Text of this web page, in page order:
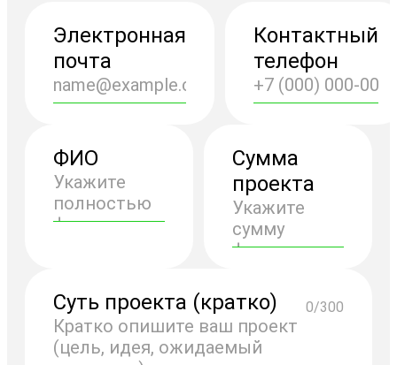
Электронная
почта
Контактный
телефон
ФИО
Сумма
проекта
Суть проекта (кратко) 0/300